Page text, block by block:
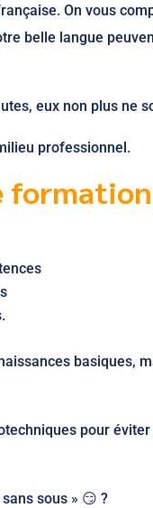
On vous
belle langue
eux non plus ne
professionnel.
basiques,
pour
sous » 😏 ?